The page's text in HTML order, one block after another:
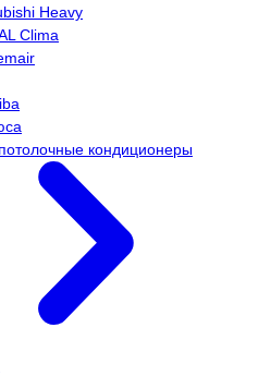
Heavy
Clima
кондиционеры